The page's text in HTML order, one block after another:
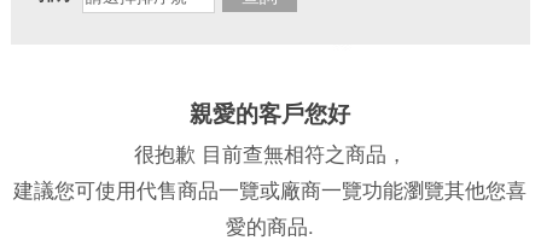
親愛的客戶您好
很抱歉 目前查無相符之商品，
建議您可使用代售商品一覽或廠商一覽功能瀏覽其他您喜
愛的商品.